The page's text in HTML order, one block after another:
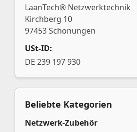
LaanTech® Netzwerktechnik
Kirchberg 10
97453 Schonungen
USt-ID:
DE 239 197 930
Beliebte Kategorien
Netzwerk-Zubehör